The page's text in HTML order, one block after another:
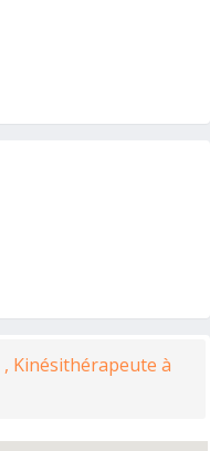
, Kinésithérapeute à